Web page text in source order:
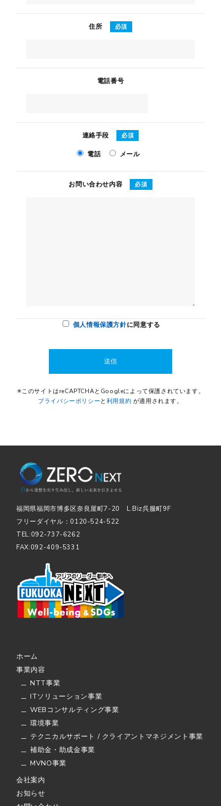
住所 必須
電話番号
連絡手段 必須
電話 メール
お問い合わせ内容 必須
個人情報保護方針に同意する
✳︎このサイトはreCAPTCHAとGoogleによって保護されています。
プライバシーポリシーと利用規約 が適用されます。
福岡県福岡市博多区奈良屋町7-20 L.Biz呉服町9F
フリーダイヤル：0120-524-522
TEL:092-737-6262
FAX:092-409-5331
ホーム
事業内容
NTT事業
ITソリューション事業
WEBコンサルティング事業
環境事業
テクニカルサポート / クライアントマネジメント事業
補助金・助成金事業
MVNO事業
会社案内
お知らせ